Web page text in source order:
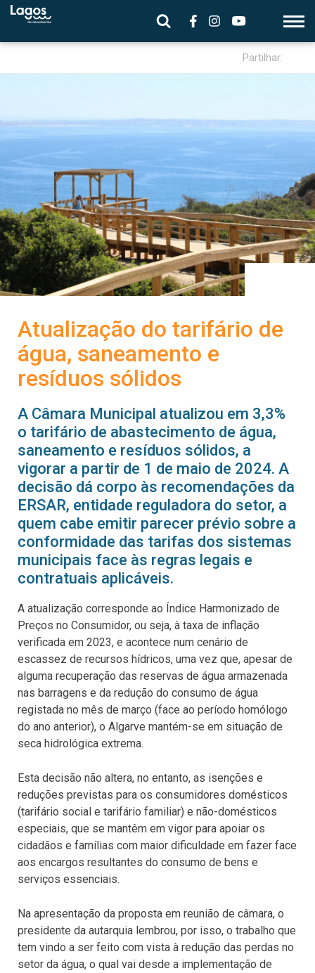
Partilhar:
Atualização do tarifário de
água, saneamento e
resíduos sólidos
A Câmara Municipal atualizou em 3,3%
o tarifário de abastecimento de água,
saneamento e resíduos sólidos, a
vigorar a partir de 1 de maio de 2024. A
decisão dá corpo às recomendações da
ERSAR, entidade reguladora do setor, a
quem cabe emitir parecer prévio sobre a
conformidade das tarifas dos sistemas
municipais face às regras legais e
contratuais aplicáveis.
A atualização corresponde ao Índice Harmonizado de
Preços no Consumidor, ou seja, à taxa de inflação
verificada em 2023, e acontece num cenário de
escassez de recursos hídricos, uma vez que, apesar de
alguma recuperação das reservas de água armazenada
nas barragens e da redução do consumo de água
registada no mês de março (face ao período homólogo
do ano anterior), o Algarve mantém-se em situação de
seca hidrológica extrema.
Esta decisão não altera, no entanto, as isenções e
reduções previstas para os consumidores domésticos
(tarifário social e tarifário familiar) e não-domésticos
especiais, que se mantêm em vigor para apoiar os
cidadãos e famílias com maior dificuldade em fazer face
aos encargos resultantes do consumo de bens e
serviços essenciais.
Na apresentação da proposta em reunião de câmara, o
presidente da autarquia lembrou, por isso, o trabalho que
tem vindo a ser feito com vista à redução das perdas no
setor da água, o qual vai desde a implementação de